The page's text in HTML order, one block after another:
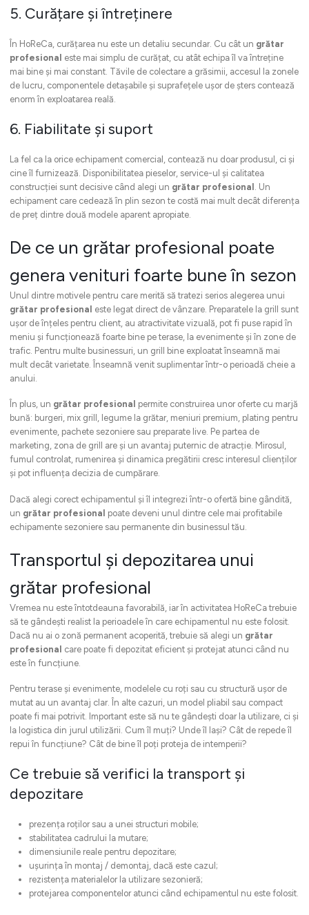
5. Curățare și întreținere
În HoReCa, curățarea nu este un detaliu secundar. Cu cât un grătar
profesional este mai simplu de curățat, cu atât echipa îl va întreține
mai bine și mai constant. Tăvile de colectare a grăsimii, accesul la zonele
de lucru, componentele detașabile și suprafețele ușor de șters contează
enorm în exploatarea reală.
6. Fiabilitate și suport
La fel ca la orice echipament comercial, contează nu doar produsul, ci și
cine îl furnizează. Disponibilitatea pieselor, service-ul și calitatea
construcției sunt decisive când alegi un grătar profesional
. Un
echipament care cedează în plin sezon te costă mai mult decât diferența
de preț dintre două modele aparent apropiate.
De ce un grătar profesional poate
genera venituri foarte bune în sezon
Unul dintre motivele pentru care merită să tratezi serios alegerea unui
grătar profesional este legat direct de vânzare. Preparatele la grill sunt
ușor de înțeles pentru client, au atractivitate vizuală, pot fi puse rapid în
meniu și funcționează foarte bine pe terase, la evenimente și în zone de
trafic. Pentru multe businessuri, un grill bine exploatat înseamnă mai
mult decât varietate. Înseamnă venit suplimentar într-o perioadă cheie a
anului.
În plus, un grătar profesional permite construirea unor oferte cu marjă
bună: burgeri, mix grill, legume la grătar, meniuri premium, plating pentru
evenimente, pachete sezoniere sau preparate live. Pe partea de
marketing, zona de grill are și un avantaj puternic de atracție. Mirosul,
fumul controlat, rumenirea și dinamica pregătirii cresc interesul clienților
și pot influența decizia de cumpărare.
Dacă alegi corect echipamentul și îl integrezi într-o ofertă bine gândită,
un grătar profesional poate deveni unul dintre cele mai profitabile
echipamente sezoniere sau permanente din businessul tău.
Transportul și depozitarea unui
grătar profesional
Vremea nu este întotdeauna favorabilă, iar în activitatea HoReCa trebuie
să te gândești realist la perioadele în care echipamentul nu este folosit.
Dacă nu ai o zonă permanent acoperită, trebuie să alegi un grătar
profesional care poate fi depozitat eficient și protejat atunci când nu
este în funcțiune.
Pentru terase și evenimente, modelele cu roți sau cu structură ușor de
mutat au un avantaj clar. În alte cazuri, un model pliabil sau compact
poate fi mai potrivit. Important este să nu te gândești doar la utilizare, ci și
la logistica din jurul utilizării. Cum îl muți? Unde îl lași? Cât de repede îl
repui în funcțiune? Cât de bine îl poți proteja de intemperii?
Ce trebuie să verifici la transport și
depozitare
prezența roților sau a unei structuri mobile;
stabilitatea cadrului la mutare;
dimensiunile reale pentru depozitare;
ușurința în montaj / demontaj, dacă este cazul;
rezistența materialelor la utilizare sezonieră;
protejarea componentelor atunci când echipamentul nu este folosit.